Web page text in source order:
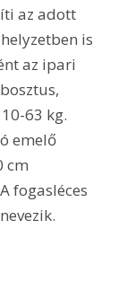
az adott
is
az ipari
63 kg.
emelő
cm
fogasléces